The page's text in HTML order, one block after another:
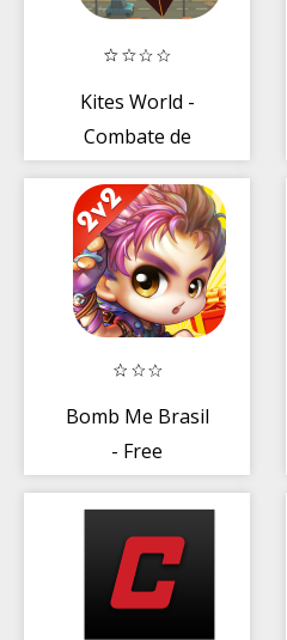
Kites World -
Combate de
Bomb Me Brasil
- Free